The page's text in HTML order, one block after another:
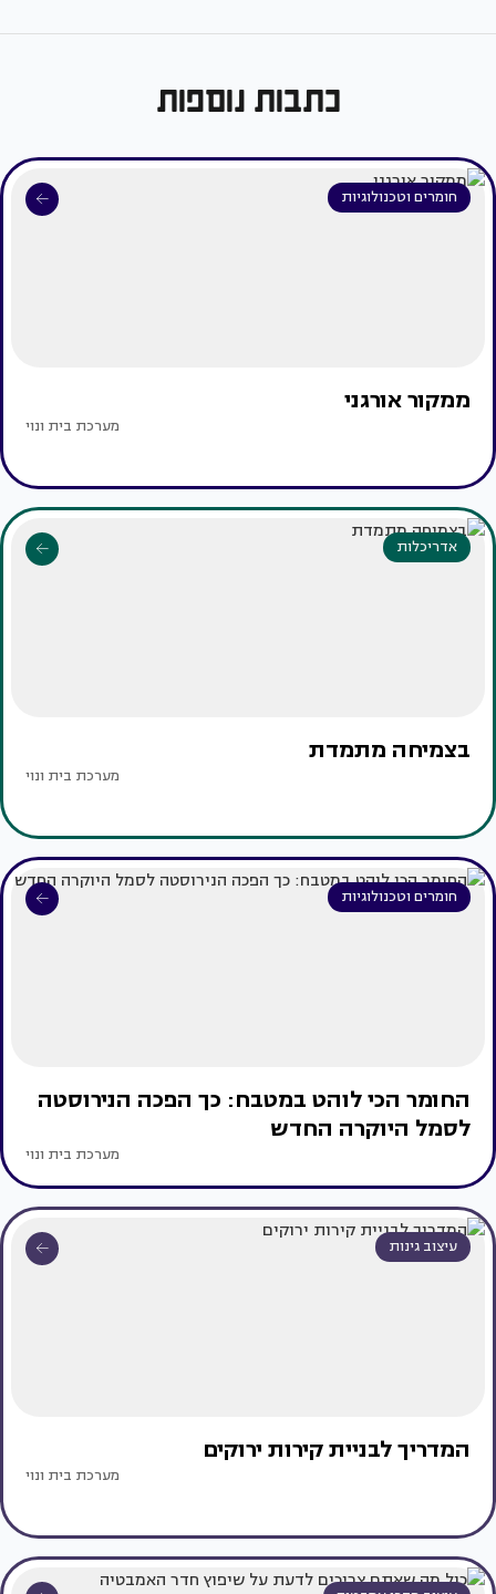
כתבות נוספות
חומרים וטכנולוגיות
ממקור אורגני
מערכת בית ונוי
אדריכלות
בצמיחה מתמדת
מערכת בית ונוי
חומרים וטכנולוגיות
החומר הכי לוהט במטבח: כך הפכה הנירוסטה
לסמל היוקרה החדש
מערכת בית ונוי
עיצוב גינות
המדריך לבניית קירות ירוקים
מערכת בית ונוי